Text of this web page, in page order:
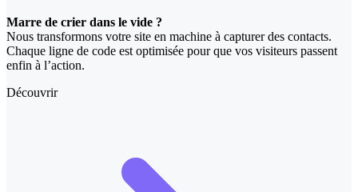
Marre de crier dans le vide ?
Nous transformons votre site en machine à capturer des contacts.
Chaque ligne de code est optimisée pour que vos visiteurs passent
enfin à l’action.
Découvrir